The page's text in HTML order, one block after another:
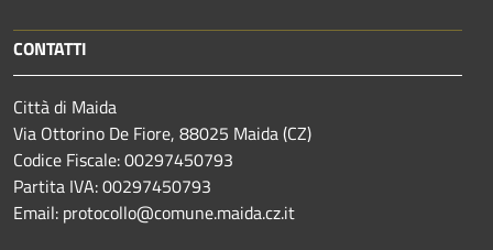
CONTATTI
Città di Maida
Via Ottorino De Fiore, 88025 Maida (CZ)
Codice Fiscale: 00297450793
Partita IVA: 00297450793
Email: protocollo@comune.maida.cz.it